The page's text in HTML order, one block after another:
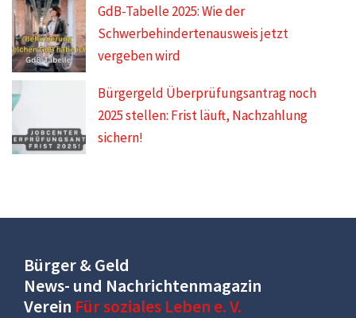
GdB-Tabelle 2025: Wie der
Schwerbehindertenausweis jetzt
vergeben wird
Bürgergeld Überprüfungsantrag noch
2025 stellen: Frist läuft, Nachzahlung
sichern!
Bürger & Geld
News- und Nachrichtenmagazin
Verein Für soziales Leben e. V.